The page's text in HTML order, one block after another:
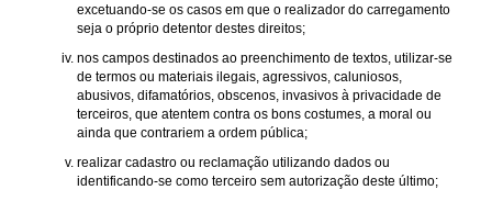
excetuando-se os casos em que o realizador do carregamento
seja o próprio detentor destes direitos;
nos campos destinados ao preenchimento de textos, utilizar-se
de termos ou materiais ilegais, agressivos, caluniosos,
abusivos, difamatórios, obscenos, invasivos à privacidade de
terceiros, que atentem contra os bons costumes, a moral ou
ainda que contrariem a ordem pública;
realizar cadastro ou reclamação utilizando dados ou
identificando-se como terceiro sem autorização deste último;